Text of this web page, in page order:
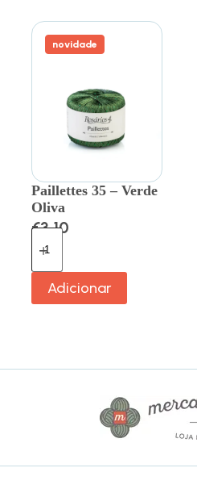
novidade
Paillettes 35 – Verde
Oliva
€3.10
Adicionar